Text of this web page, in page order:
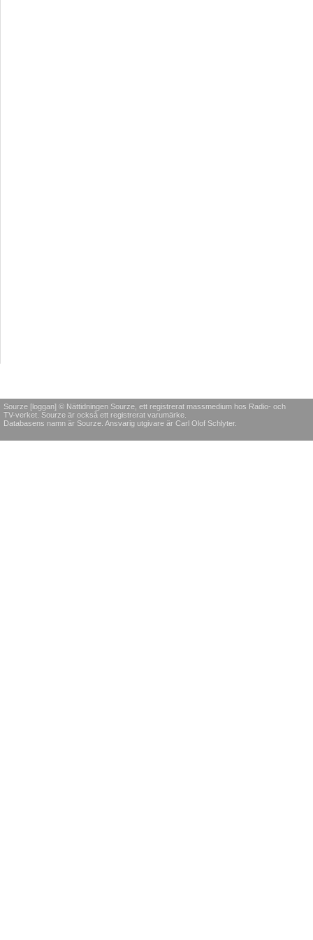
Sourze [loggan] © Nättidningen Sourze, ett registrerat massmedium hos Radio- och
TV-verket. Sourze är också ett registrerat varumärke.
Databasens namn är Sourze. Ansvarig utgivare är Carl Olof Schlyter.